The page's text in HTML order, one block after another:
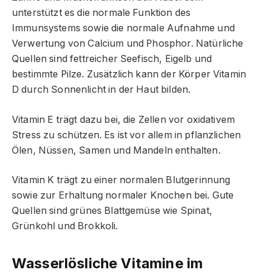
unterstützt es die normale Funktion des
Immunsystems sowie die normale Aufnahme und
Verwertung von Calcium und Phosphor. Natürliche
Quellen sind fettreicher Seefisch, Eigelb und
bestimmte Pilze. Zusätzlich kann der Körper Vitamin
D durch Sonnenlicht in der Haut bilden.
Vitamin E trägt dazu bei, die Zellen vor oxidativem
Stress zu schützen. Es ist vor allem in pflanzlichen
Ölen, Nüssen, Samen und Mandeln enthalten.
Vitamin K trägt zu einer normalen Blutgerinnung
sowie zur Erhaltung normaler Knochen bei. Gute
Quellen sind grünes Blattgemüse wie Spinat,
Grünkohl und Brokkoli.
Wasserlösliche Vitamine im